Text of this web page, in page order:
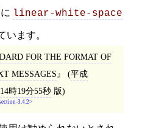
linear-white-space
います。
FOR THE FORMAT OF
MESSAGES
(平成
時19分55秒版)
3.4.2